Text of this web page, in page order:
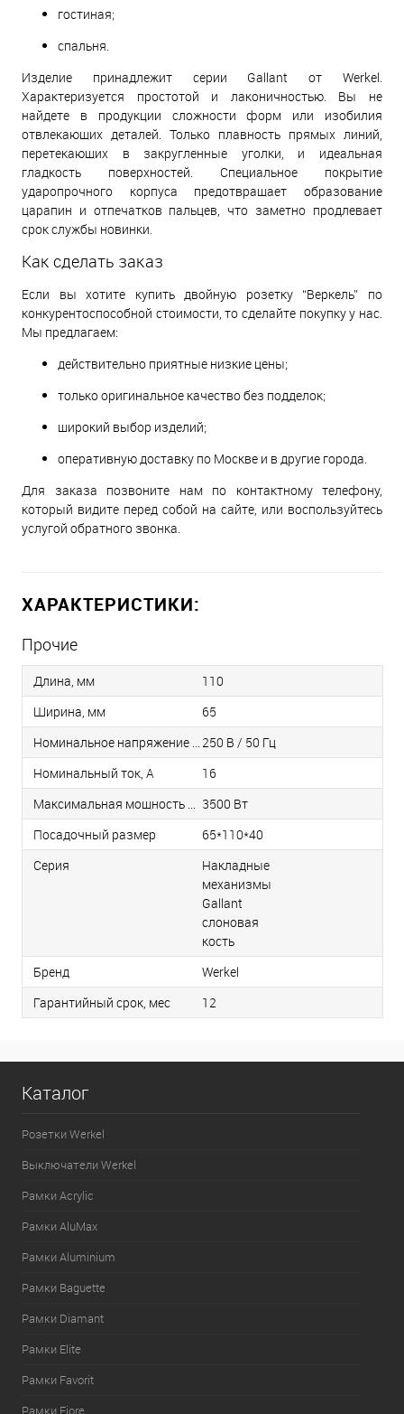
гостиная;
спальня.
Изделие принадлежит серии Gallant от Werkel.
Характеризуется простотой и лаконичностью. Вы не
найдете в продукции сложности форм или изобилия
отвлекающих деталей. Только плавность прямых линий,
перетекающих в закругленные уголки, и идеальная
гладкость поверхностей. Специальное покрытие
ударопрочного корпуса предотвращает образование
царапин и отпечатков пальцев, что заметно продлевает
срок службы новинки.
Как сделать заказ
Если вы хотите купить двойную розетку “Веркель” по
конкурентоспособной стоимости, то сделайте покупку у нас.
Мы предлагаем:
действительно приятные низкие цены;
только оригинальное качество без подделок;
широкий выбор изделий;
оперативную доставку по Москве и в другие города.
Для заказа позвоните нам по контактному телефону,
который видите перед собой на сайте, или воспользуйтесь
услугой обратного звонка.
ХАРАКТЕРИСТИКИ:
Прочие
Длина, мм
110
Ширина, мм
65
Номинальное напряжение / Частота 250 В / 50 Гц
Номинальный ток, А
16
Максимальная мощность нагрузки 3500 Вт
Посадочный размер
65*110*40
Серия
Накладные
механизмы
Gallant
слоновая
кость
Бренд
Werkel
Гарантийный срок, мес
12
Каталог
Розетки Werkel
Выключатели Werkel
Рамки Acrylic
Рамки AluMax
Рамки Aluminium
Рамки Baguette
Рамки Diamant
Рамки Elite
Рамки Favorit
Рамки Fiore